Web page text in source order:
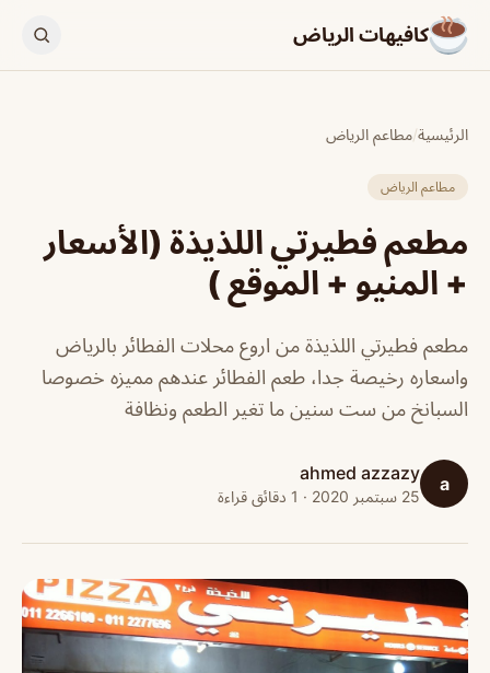
كافيهات الرياض
الرئيسية/مطاعم الرياض
مطاعم الرياض
مطعم فطيرتي اللذيذة (الأسعار
+ المنيو + الموقع )
مطعم فطيرتي اللذيذة من اروع محلات الفطائر بالرياض
واسعاره رخيصة جدا، طعم الفطائر عندهم مميزه خصوصا
السبانخ من ست سنين ما تغير الطعم ونظافة
a
ahmed azzazy
25 سبتمبر 2020 · 1 دقائق قراءة